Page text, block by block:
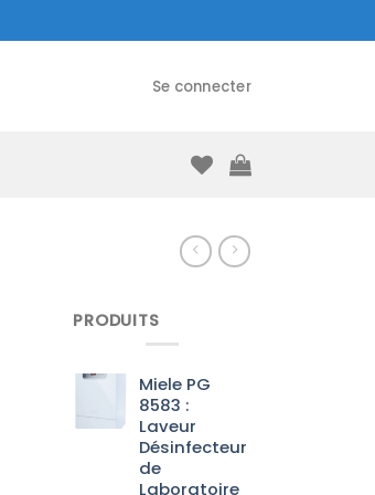
Se connecter
PRODUITS
Miele PG
8583 :
Laveur
Désinfecteur
de
Laboratoire